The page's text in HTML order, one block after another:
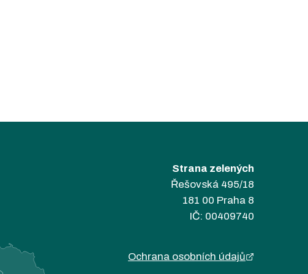
Strana zelených
Řešovská 495/18
181 00 Praha 8
IČ: 00409740
Ochrana osobních údajů